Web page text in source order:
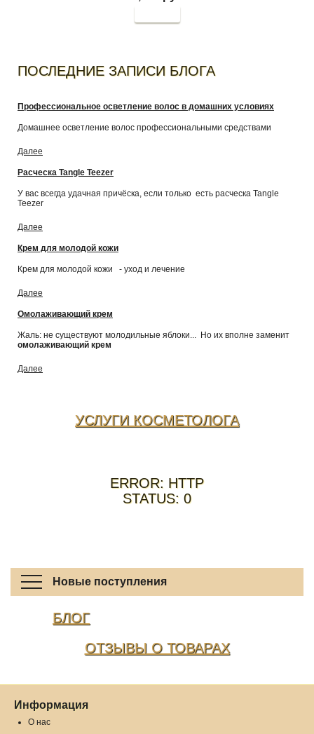
ПОСЛЕДНИЕ ЗАПИСИ БЛОГА
Профессиональное осветление волос в домашних условиях
Домашнее осветление волос профессиональными средствами
Далее
Расческа Tangle Teezer
У вас всегда удачная причёска, если только есть расческа Tangle
Teezer
Далее
Крем для молодой кожи
Крем для молодой кожи - уход и лечение
Далее
Омолаживающий крем
Жаль: не существуют молодильные яблоки... Но их вполне заменит
омолаживающий крем
Далее
УСЛУГИ КОСМЕТОЛОГА
ERROR: HTTP
STATUS: 0
Новые поступления
БЛОГ
ОТЗЫВЫ О ТОВАРАХ
Информация
О нас